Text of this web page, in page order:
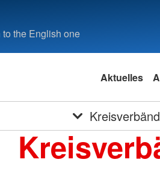
the English one
Aktuelles